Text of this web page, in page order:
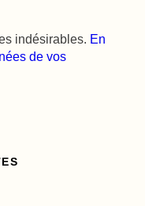
indésirables. En
de vos